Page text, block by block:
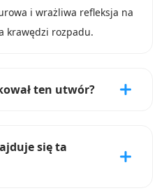
i wrażliwa refleksja na
krawędzi rozpadu.
ten utwór?
się ta